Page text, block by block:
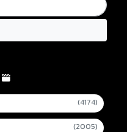
(4174)
(2005)